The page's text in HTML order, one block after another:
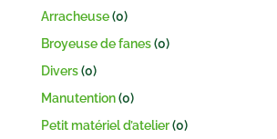
Arracheuse (0)
Broyeuse de fanes (0)
Divers (0)
Manutention (0)
Petit matériel d’atelier (0)